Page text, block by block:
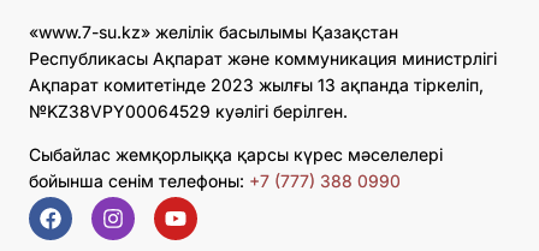
«www.7-su.kz» желілік басылымы Қазақстан
Республикасы Ақпарат және коммуникация министрлігі
Ақпарат комитетінде 2023 жылғы 13 ақпанда тіркеліп,
№KZ38VPY00064529 куәлігі берілген.
Сыбайлас жемқорлыққа қарсы күрес мәселелері
бойынша сенім телефоны: +7 (777) 388 0990